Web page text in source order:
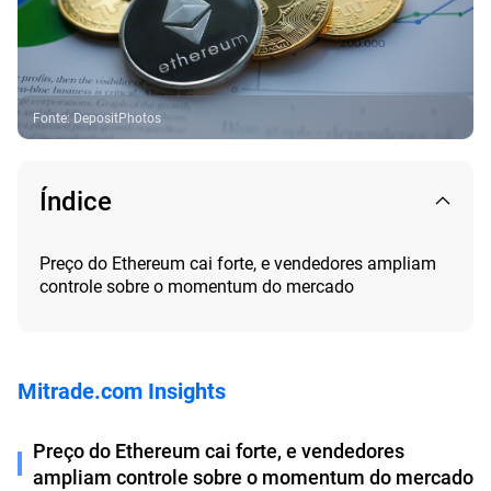
Fonte: DepositPhotos
Índice
Preço do Ethereum cai forte, e vendedores ampliam
controle sobre o momentum do mercado
Mitrade.com Insights
Preço do Ethereum cai forte, e vendedores
ampliam controle sobre o momentum do mercado